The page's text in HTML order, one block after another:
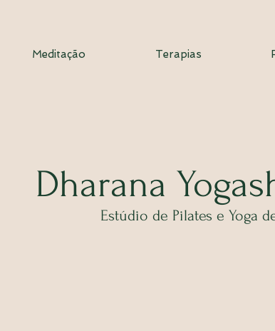
Meditação Terapias
Dharana
Estúdio de Pilates e Yoga